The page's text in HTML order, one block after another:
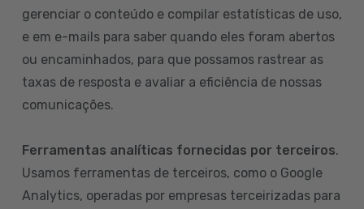
gerenciar o conteúdo e compilar estatísticas de uso,
e em e-mails para saber quando eles foram abertos
ou encaminhados, para que possamos rastrear as
taxas de resposta e avaliar a eficiência de nossas
comunicações.
Ferramentas analíticas fornecidas por terceiros.
Usamos ferramentas de terceiros, como o Google
Analytics, operadas por empresas terceirizadas para